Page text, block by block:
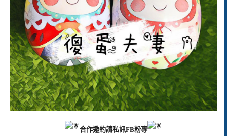
合作邀約請私訊FB粉專